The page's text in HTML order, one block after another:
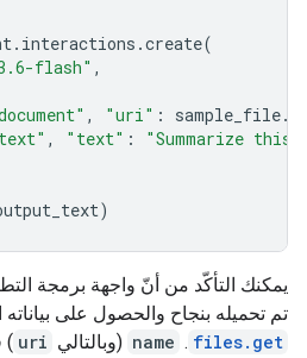
. interactions .create(
flash" ,
, "uri" : sample_file.
, "text" :
"Summarize this
)
يمكنك التأكّد من أنّ واجهة برمجة
تم تحميله بنجاح والحصول على
files.get
.
name (وبالتالي uri
)